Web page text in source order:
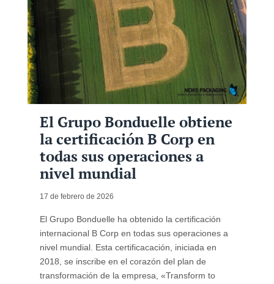
El Grupo Bonduelle obtiene
la certificación B Corp en
todas sus operaciones a
nivel mundial
17 de febrero de 2026
El Grupo Bonduelle ha obtenido la certificación
internacional B Corp en todas sus operaciones a
nivel mundial. Esta certificacación, iniciada en
2018, se inscribe en el corazón del plan de
transformación de la empresa, «Transform to